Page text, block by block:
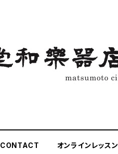
CONTACT オンラインレッスン